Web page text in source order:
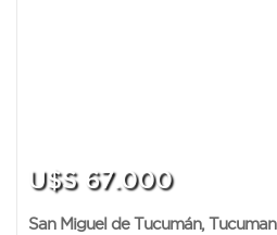
U$S 67.000
San Miguel de Tucumán, Tucuman